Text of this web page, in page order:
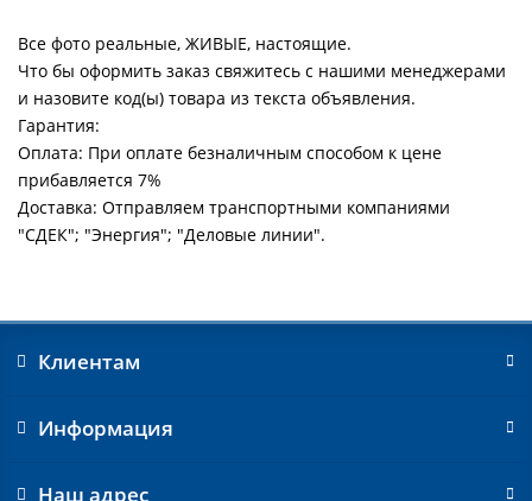
Все фото реальные, ЖИВЫЕ, настоящие.
Что бы оформить заказ свяжитесь с нашими менеджерами
и назовите код(ы) товара из текста объявления.
Гарантия:
Оплата: При оплате безналичным способом к цене
прибавляется 7%
Доставка: Отправляем транспортными компаниями
"СДЕК"; "Энергия"; "Деловые линии".
Клиентам
Информация
Наш адрес